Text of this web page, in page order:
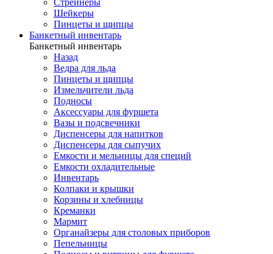
Шейкеры
Пинцеты и щипцы
Банкетный инвентарь
Банкетный инвентарь
Назад
Ведра для льда
Пинцеты и щипцы
Измельчители льда
Подносы
Аксессуары для фуршета
Вазы и подсвечники
Диспенсеры для напитков
Диспенсеры для сыпучих
Емкости и мельницы для специй
Емкости охладительные
Инвентарь
Колпаки и крышки
Корзины и хлебницы
Креманки
Мармит
Органайзеры для столовых приборов
Пепельницы